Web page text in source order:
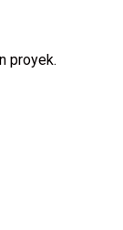
proyek.